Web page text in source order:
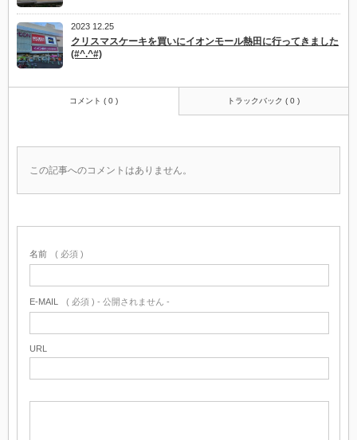
2023 12.25
クリスマスケーキを買いにイオンモール熱田に行ってきました
(#^.^#)
コメント ( 0 ) トラックバック ( 0 )
この記事へのコメントはありません。
名前 ( 必須 )
E-MAIL ( 必須 ) - 公開されません -
URL